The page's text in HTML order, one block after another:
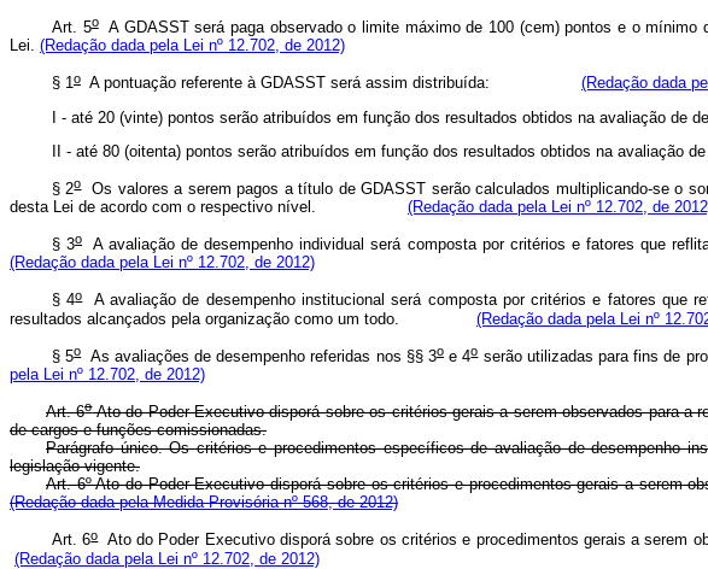
Art. 5oA GDASST será paga observado o limite máximo de 100 (cem) pontos e o mínimo
Lei. (Redação dada pela Lei nº 12.702, de 2012)
§ 1o A pontuação referente à GDASST será assim distribuída: (Redação dada
I - até 20 (vinte) pontos serão atribuídos em função dos resultados obtidos na
II - até 80 (oitenta) pontos serão atribuídos em função dos resultados obtidos na
§ 2oOs valores a serem pagos a título de GDASST serão calculados multiplicando-se o
desta Lei de acordo com o respectivo nível. (Redação dada pela Lei nº 12.702, de
§ 3o
A avaliação de desempenho individual será composta por critérios e fatores
(Redação dada pela Lei nº 12.702, de 2012)
§ 4oA avaliação de desempenho institucional será composta por critérios e fatores que
resultados alcançados pela organização como um todo. (Redação dada pela Lei nº
§ 5oAs avaliações de desempenho referidas nos §§ 3o e 4oserão utilizadas para fins de
pela Lei nº 12.702, de 2012)
Art. 6oAto do Poder Executivo disporá sobre os critérios gerais a serem observados para a
de cargos e funções comissionadas.
Parágrafo único. Os critérios e procedimentos específicos de avaliação de desempenho
legislação vigente.
Art. 6º Ato do Poder Executivo disporá sobre os critérios e procedimentos gerais a
(Redação dada pela Medida Provisória nº 568, de 2012)
Art. 6oAto do Poder Executivo disporá sobre os critérios e procedimentos gerais a
(Redação dada pela Lei nº 12.702, de 2012)